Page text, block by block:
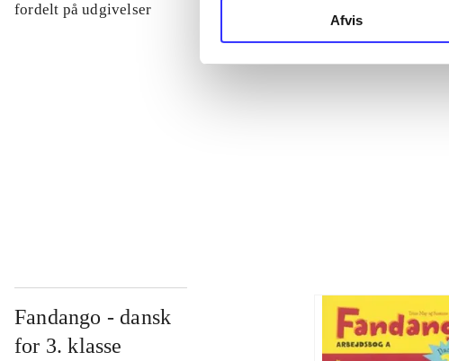
Afvis
fordelt på udgivelser
...
Fandango - dansk
for 3. klasse